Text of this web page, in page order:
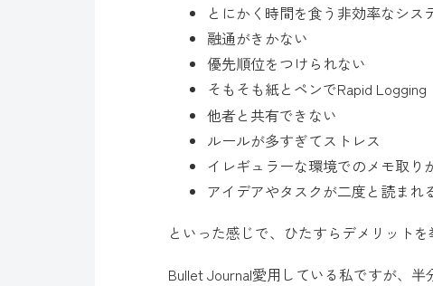
とにかく時間を食う非効率なシス
融通がきかない
優先順位をつけられない
そもそも紙とペンでRapid
他者と共有できない
ルールが多すぎてストレス
イレギュラーな環境でのメモ取り
アイデアやタスクが二度と読まれ
といった感じで、ひたすらデメリットを
Bullet Journal愛用している私ですが、